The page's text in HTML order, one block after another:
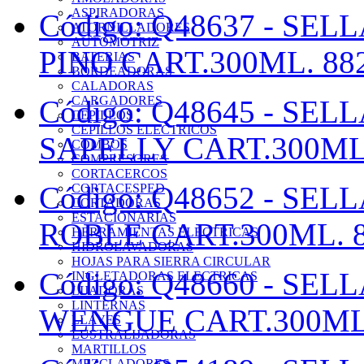
ASPIRADORAS
ATORNILLADORES
AUTOMOTRIZ
BATERIAS
BORDEADORAS
CALADORAS
CARGADORES
CEPILLOS
CEPILLOS ELECTRICOS
COMBOS
COMPRESORES
CORTACERCOS
CORTACESPED
CORTADORAS
ESTACIONARIAS
HERRAMIENTAS ELECTRICAS
HIDROLAVADORAS
HOJAS PARA SIERRA CIRCULAR
INGLETADORAS ELECTRICAS
LIJADORAS
LINTERNAS
LLAVES
LUSTRALIJADORAS
MARTILLOS
Código: Q48637 -
PINO CART.300ML.
Código: Q48645 -
SAPELLY
Código: Q48652 -
ROBLE CART.300ML.
Código: Q48660 -
WENGUE